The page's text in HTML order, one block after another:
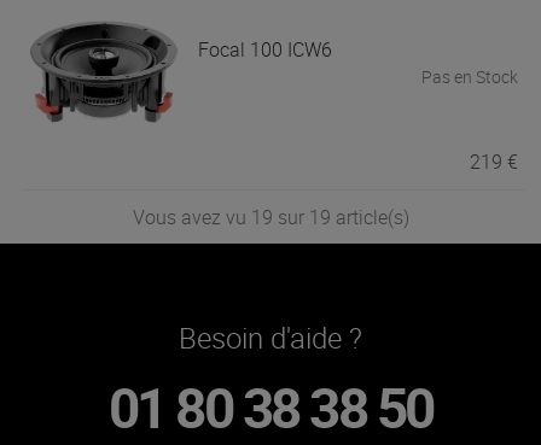
Focal 100 ICW6
Pas en Stock
219 €
Vous avez vu 19 sur 19 article(s)
Besoin d'aide ?
01 80 38 38 50